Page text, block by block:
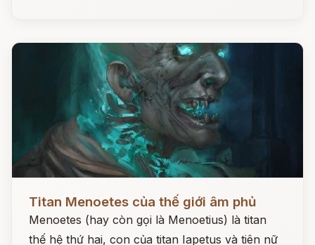
Titan Menoetes của thế giới âm phủ
Menoetes (hay còn gọi là Menoetius) là titan
thế hệ thứ hai, con của titan Iapetus và tiên nữ